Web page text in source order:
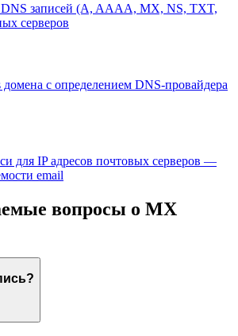
DNS записей (A, AAAA, MX, NS, TXT,
серверов
домена с определением DNS-провайдера
для IP адресов почтовых серверов —
email
вопросы о MX